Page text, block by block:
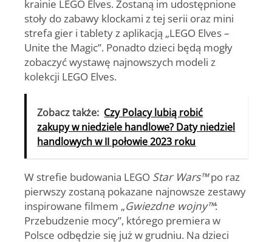
krainie LEGO Elves. Zostaną im udostępnione
stoły do zabawy klockami z tej serii oraz mini
strefa gier i tablety z aplikacją „LEGO Elves –
Unite the Magic”. Ponadto dzieci będą mogły
zobaczyć wystawę najnowszych modeli z
kolekcji LEGO Elves.
Zobacz także: Czy Polacy lubią robić
zakupy w niedziele handlowe? Daty niedziel
handlowych w II połowie 2023 roku
W strefie budowania LEGO Star Wars™po raz
pierwszy zostaną pokazane najnowsze zestawy
inspirowane filmem „Gwiezdne wojny™:
Przebudzenie mocy”, którego premiera w
Polsce odbędzie się już w grudniu. Na dzieci